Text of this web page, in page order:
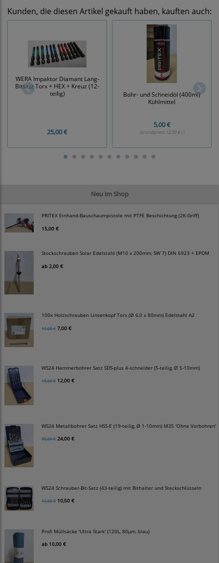
Neu im Shop
PRITEX Einhand-Bauschaumpistole mit PTFE Beschichtung (2K-Griff)
15,00 €
Stockschrauben Solar Edelstahl (M10 x 200mm, SW 7) DIN 6923 + EPDM
ab 2,00 €
100x Holzschrauben Linsenkopf Torx (Ø 6,0 x 80mm) Edelstahl A2
10,00 € 7,00 €
WS24 Hammerbohrer Satz SDS-plus 4-schneider (5-teilig, Ø 5-10mm)
15,00 € 12,00 €
WS24 Metallbohrer Satz HSS-E (19-teilig, Ø 1-10mm) M35 'Ohne Vorbohren'
30,00 € 24,00 €
WS24 Schrauber-Bit-Satz (43-teilig) mit Bithalter und Steckschlüsseln
15,00 € 10,50 €
Profi Müllsäcke 'Ultra Stark' (120L, 80µm, blau)
ab 10,00 €
Kunden, die diesen Artikel gekauft haben, kauften auch:
WERA Impaktor Diamant Lang-
Bitsatz Torx + HEX + Kreuz (12-
teilig)
25,00 €
Bohr- und Schneidöl (400ml)
Kühlmittel
5,00 €
Grundpreis: 12,50 € / l